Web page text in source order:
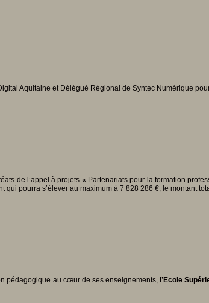
Aquitaine et Délégué Régional de Syntec Numérique
de l’appel à projets « Partenariats pour la formation
qui pourra s’élever au maximum à 7 828 286 €, le montant
pédagogique au cœur de ses enseignements, l’Ecole